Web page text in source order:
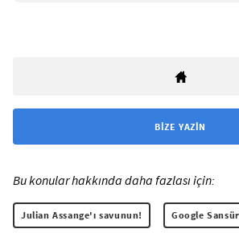
BIZE YAZIN
Bu konular hakkında daha fazlası için:
Julian Assange'ı savunun! Google